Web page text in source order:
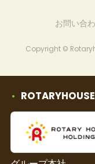
お問い合
Copyright ©